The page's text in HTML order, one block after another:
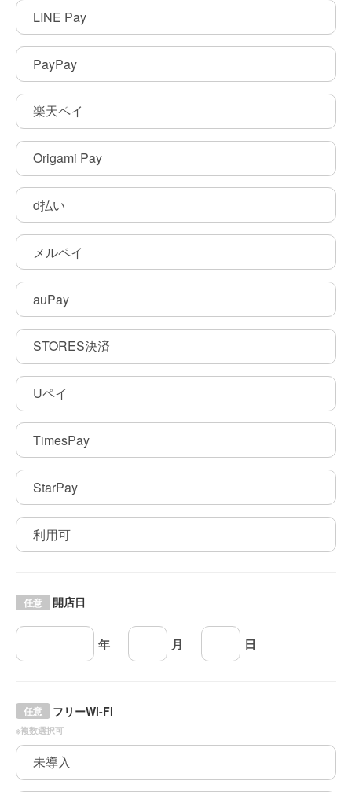
LINE Pay
PayPay
楽天ペイ
Origami Pay
d払い
メルペイ
auPay
STORES決済
Uペイ
TimesPay
StarPay
利用可
開店日
任意
年 月 日
フリーWi-Fi
任意
※複数選択可
未導入